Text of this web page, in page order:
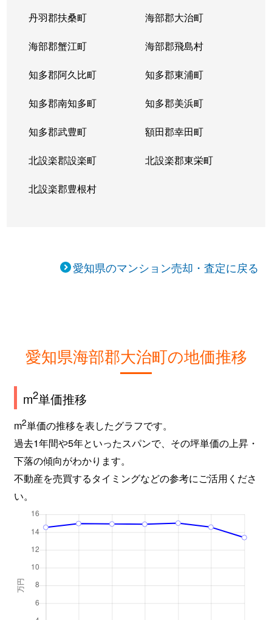
丹羽郡扶桑町 海部郡大治町
海部郡蟹江町 海部郡飛島村
知多郡阿久比町 知多郡東浦町
知多郡南知多町 知多郡美浜町
知多郡武豊町 額田郡幸田町
北設楽郡設楽町 北設楽郡東栄町
北設楽郡豊根村
愛知県のマンション売却・査定に戻る
愛知県海部郡大治町の地価推移
m2単価推移
m2単価の推移を表したグラフです。
過去1年間や5年といったスパンで、その坪単価の上昇・
下落の傾向がわかります。
不動産を売買するタイミングなどの参考にご活用くださ
い。